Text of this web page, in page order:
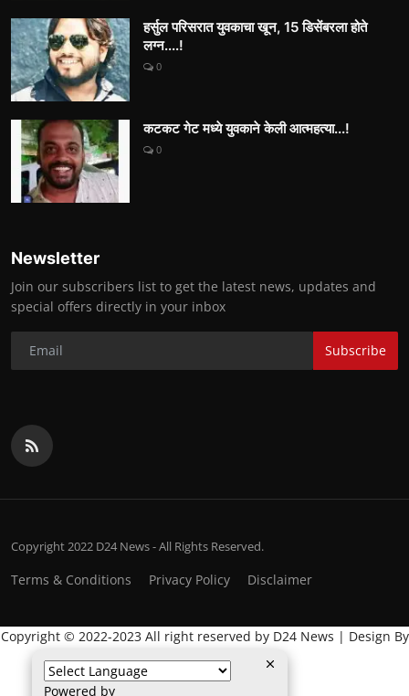
Powered by
हर्सुल परिसरात युवकाचा खून, 15 डिसेंबरला होते
लग्न....!
0
कटकट गेट मध्ये युवकाने केली आत्महत्या...!
0
Newsletter
Join our subscribers list to get the latest news, updates and
special offers directly in your inbox
Subscribe
Copyright 2022 D24 News - All Rights Reserved.
Terms & Conditions Privacy Policy Disclaimer
Copyright © 2022-2023 All right reserved by D24 News | Design By